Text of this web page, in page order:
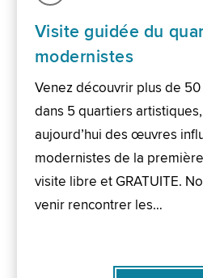
Visite guidée du
modernistes
Venez découvrir plus de
dans 5 quartiers
aujourd’hui des œuvres
modernistes de la première
visite libre et GRATUITE.
venir rencontrer les…